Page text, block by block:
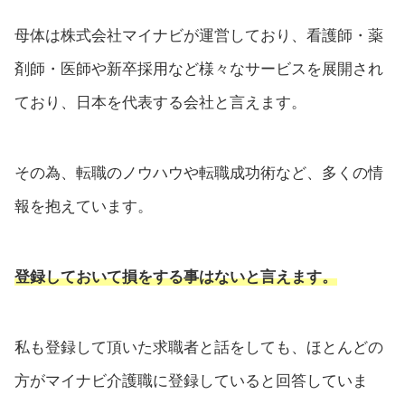
母体は株式会社マイナビが運営しており、看護師・薬
剤師・医師や新卒採用など様々なサービスを展開され
ており、日本を代表する会社と言えます。
その為、転職のノウハウや転職成功術など、多くの情
報を抱えています。
登録しておいて損をする事はないと言えます。
私も登録して頂いた求職者と話をしても、ほとんどの
方がマイナビ介護職に登録していると回答していま